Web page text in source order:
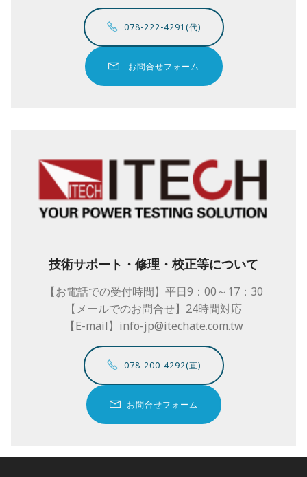
078-222-4291(代)
お問合せフォーム
技術サポート・修理・校正等について
【お電話での受付時間】平日9：00～17：30
【メールでのお問合せ】24時間対応
【E-mail】info-jp@itechate.com.tw
078-200-4292(直)
お問合せフォーム